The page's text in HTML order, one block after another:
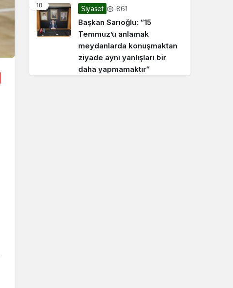
10 Siyaset 861
Başkan Sarıoğlu: “15
Temmuz’u anlamak
meydanlarda konuşmaktan
ziyade aynı yanlışları bir
daha yapmamaktır”